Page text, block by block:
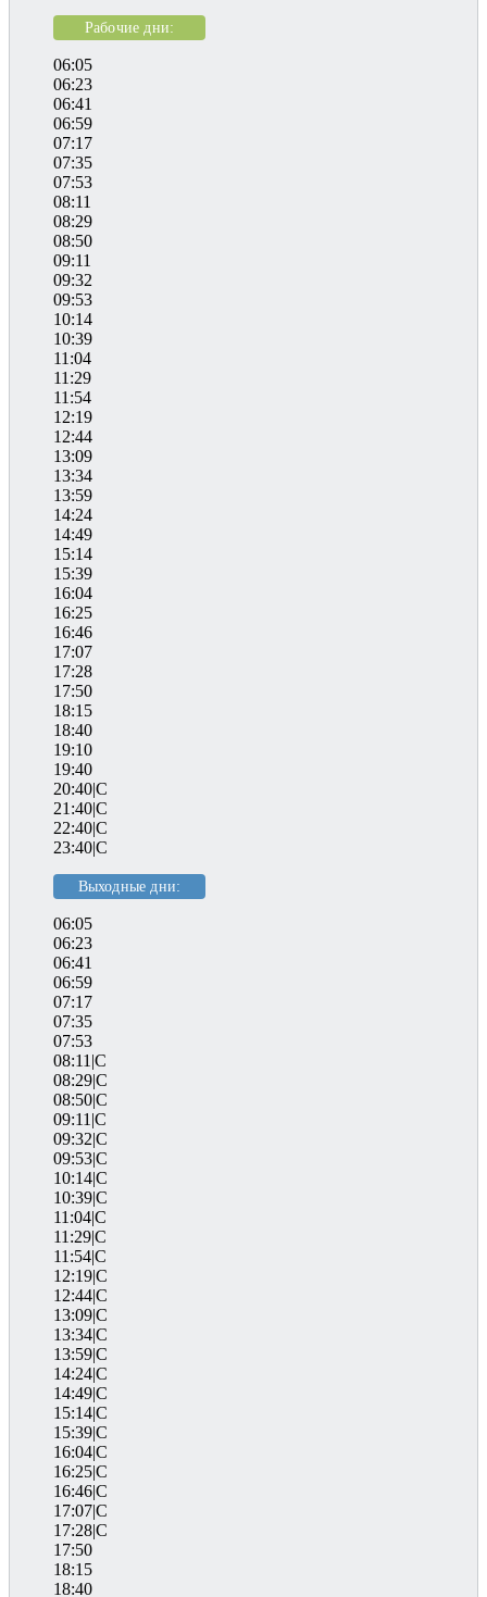
Рабочие дни:
06:05
06:23
06:41
06:59
07:17
07:35
07:53
08:11
08:29
08:50
09:11
09:32
09:53
10:14
10:39
11:04
11:29
11:54
12:19
12:44
13:09
13:34
13:59
14:24
14:49
15:14
15:39
16:04
16:25
16:46
17:07
17:28
17:50
18:15
18:40
19:10
19:40
20:40|C
21:40|C
22:40|C
23:40|C
Выходные дни:
06:05
06:23
06:41
06:59
07:17
07:35
07:53
08:11|C
08:29|C
08:50|C
09:11|C
09:32|C
09:53|C
10:14|C
10:39|C
11:04|C
11:29|C
11:54|C
12:19|C
12:44|C
13:09|C
13:34|C
13:59|C
14:24|C
14:49|C
15:14|C
15:39|C
16:04|C
16:25|C
16:46|C
17:07|C
17:28|C
17:50
18:15
18:40